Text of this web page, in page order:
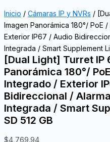
Inicio / Cámaras IP y NVRs /
Imagen Panorámica 180°/
Exterior IP67 / Audio
Integrada / Smart Supplement
[Dual Light] Turret
Panorámica 180°/
Integrado / Exterior
Bidireccional /
Integrada / Smart
SD 512 GB
$4,769.94